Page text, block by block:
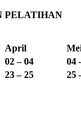
PELATIHAN
April
02 – 04
04
23 – 25 25